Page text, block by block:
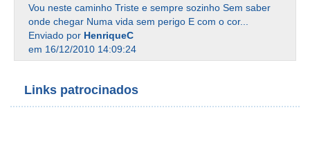
Vou neste caminho Triste e sempre sozinho Sem saber
onde chegar Numa vida sem perigo E com o cor...
Enviado por HenriqueC
em 16/12/2010 14:09:24
Links patrocinados